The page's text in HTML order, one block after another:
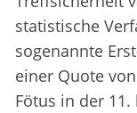
statistische
sogenannte
einer Quote
Fötus in der 11.